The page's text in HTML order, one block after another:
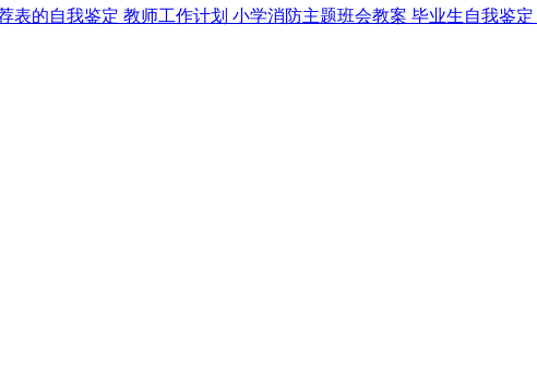
表的自我鉴定 教师工作计划 小学消防主题班会教案 毕业生自我鉴定